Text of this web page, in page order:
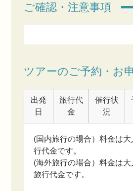
ご確認・注意事項
ツアーのご予約・お
出発
日
旅行代
金
催行状
況
(国内旅行の場合）料金は
行代金です。
(海外旅行の場合）料金は
旅行代金です。